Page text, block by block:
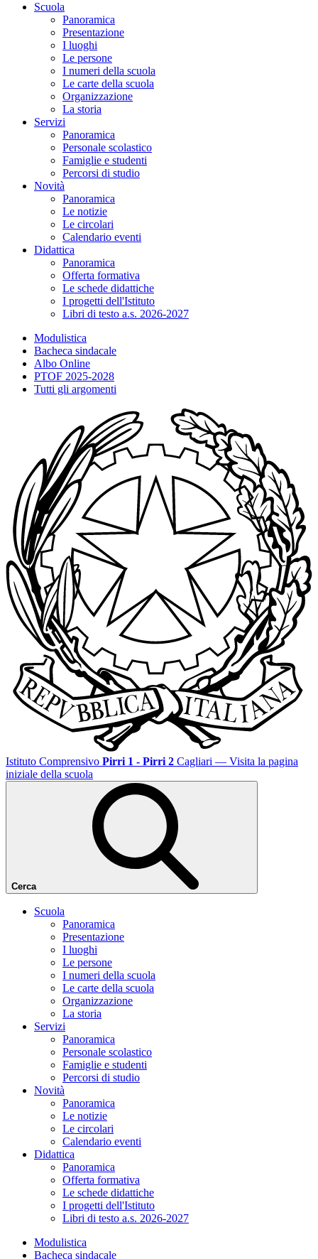
Scuola
Panoramica
Presentazione
I luoghi
Le persone
I numeri della scuola
Le carte della scuola
Organizzazione
La storia
Servizi
Panoramica
Personale scolastico
Famiglie e studenti
Percorsi di studio
Novità
Panoramica
Le notizie
Le circolari
Calendario eventi
Didattica
Panoramica
Offerta formativa
Le schede didattiche
I progetti dell'Istituto
Libri di testo a.s. 2026-2027
Modulistica
Bacheca sindacale
Albo Online
PTOF 2025-2028
Tutti gli argomenti
Istituto Comprensivo Pirri 1 - Pirri 2 Cagliari — Visita la pagina
iniziale della scuola
Cerca
Scuola
Panoramica
Presentazione
I luoghi
Le persone
I numeri della scuola
Le carte della scuola
Organizzazione
La storia
Servizi
Panoramica
Personale scolastico
Famiglie e studenti
Percorsi di studio
Novità
Panoramica
Le notizie
Le circolari
Calendario eventi
Didattica
Panoramica
Offerta formativa
Le schede didattiche
I progetti dell'Istituto
Libri di testo a.s. 2026-2027
Modulistica
Bacheca sindacale